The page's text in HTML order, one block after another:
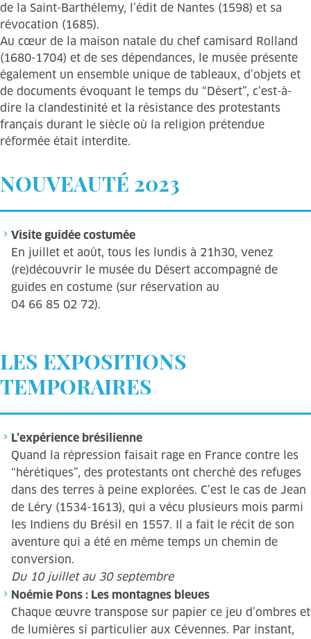
de la Saint-Barthélemy, l’édit de Nantes (1598) et sa
révocation (1685).
Au cœur de la maison natale du chef camisard Rolland
(1680-1704) et de ses dépendances, le musée présente
également un ensemble unique de tableaux, d’objets et
de documents évoquant le temps du “Désert”, c’est-à-
dire la clandestinité et la résistance des protestants
français durant le siècle où la religion prétendue
réformée était interdite.
NOUVEAUTÉ 2023
Visite guidée costumée
En juillet et août, tous les lundis à 21h30, venez
(re)découvrir le musée du Désert accompagné de
guides en costume (sur réservation au
04 66 85 02 72).
LES EXPOSITIONS
TEMPORAIRES
L’expérience brésilienne
Quand la répression faisait rage en France contre les
“hérétiques”, des protestants ont cherché des refuges
dans des terres à peine explorées. C’est le cas de Jean
de Léry (1534-1613), qui a vécu plusieurs mois parmi
les Indiens du Brésil en 1557. Il a fait le récit de son
aventure qui a été en même temps un chemin de
conversion.
Du 10 juillet au 30 septembre
Noémie Pons : Les montagnes bleues
Chaque œuvre transpose sur papier ce jeu d’ombres et
de lumières si particulier aux Cévennes. Par instant,